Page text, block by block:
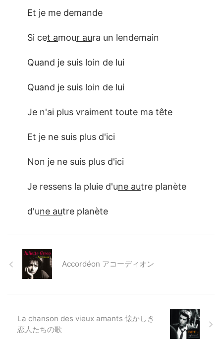
Et je me demande
Si cet amour aura un lendemain
Quand je suis loin de lui
Quand je suis loin de lui
Je n'ai plus vraiment toute ma tête
Et je ne suis plus d'ici
Non je ne suis plus d'ici
Je ressens la pluie d'une autre planète
d'une autre planète
Accordéon アコーディオン
La chanson des vieux amants 懐かしき
恋人たちの歌